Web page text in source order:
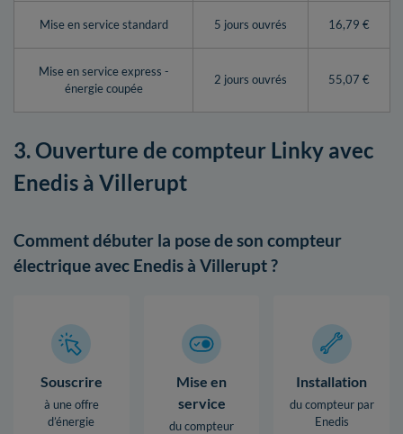
Mise en service standard 5 jours ouvrés 16,79 €
Mise en service express -
énergie coupée
2 jours ouvrés 55,07 €
3. Ouverture de compteur Linky avec
Enedis à Villerupt
Comment débuter la pose de son compteur
électrique avec Enedis à Villerupt ?
Souscrire
à une offre
d’énergie
Mise en
service
du compteur
Installation
du compteur par
Enedis